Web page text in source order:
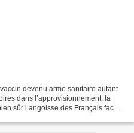
devenu arme sanitaire autant
dans l’approvisionnement, la
sûr l’angoisse des Français face à